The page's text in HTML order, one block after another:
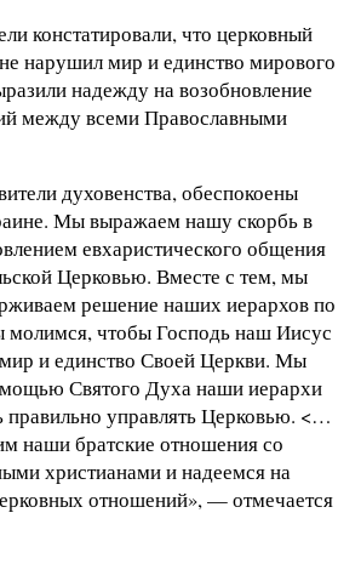
констатировали, что церковный
нарушил мир и единство мирового
надежду на возобновление
между всеми Православными
духовенства, обеспокоены
Мы выражаем нашу скорбь в
евхаристического общения
Церковью. Вместе с тем, мы
решение наших иерархов по
чтобы Господь наш Иисус
и единство Своей Церкви. Мы
Святого Духа наши иерархи
правильно управлять Церковью. <…
наши братские отношения со
христианами и надеемся на
отношений», — отмечается